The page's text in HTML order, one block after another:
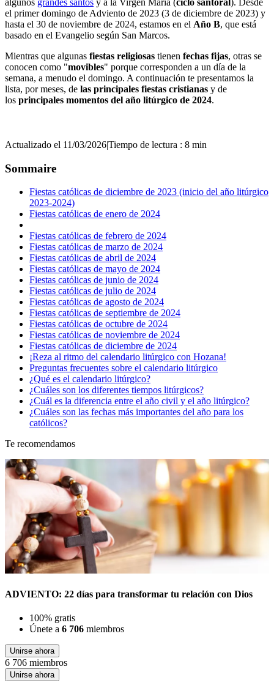
el primer domingo de Adviento de 2023 (3 de diciembre de 2023) y
hasta el 30 de noviembre de 2024, estamos en el Año B, que está
basado en el Evangelio según San Marcos.
Mientras que algunas fiestas religiosas tienen fechas fijas, otras se
conocen como "movibles" porque corresponden a un día de la
semana, a menudo el domingo. A continuación te presentamos la
lista, por meses, de las principales fiestas cristianas y de
los principales momentos del año litúrgico de 2024.
Actualizado el 11/03/2026|Tiempo de lectura : 8 min
Sommaire
Fiestas católicas de diciembre de 2023 (inicio del año litúrgico
2023-2024)
Fiestas católicas de enero de 2024
Fiestas católicas de febrero de 2024
Fiestas católicas de marzo de 2024
Fiestas católicas de abril de 2024
Fiestas católicas de mayo de 2024
Fiestas católicas de junio de 2024
Fiestas católicas de julio de 2024
Fiestas católicas de agosto de 2024
Fiestas católicas de septiembre de 2024
Fiestas católicas de octubre de 2024
Fiestas católicas de noviembre de 2024
Fiestas católicas de diciembre de 2024
¡Reza al ritmo del calendario litúrgico con Hozana!
Preguntas frecuentes sobre el calendario litúrgico
¿Qué es el calendario litúrgico?
¿Cuáles son los diferentes tiempos litúrgicos?
¿Cuál es la diferencia entre el año civil y el año litúrgico?
¿Cuáles son las fechas más importantes del año para los
católicos?
Te recomendamos
ADVIENTO: 22 días para transformar tu relación con Dios
100% gratis
Únete a 6 706 miembros
Unirse ahora
6 706 miembros
Unirse ahora